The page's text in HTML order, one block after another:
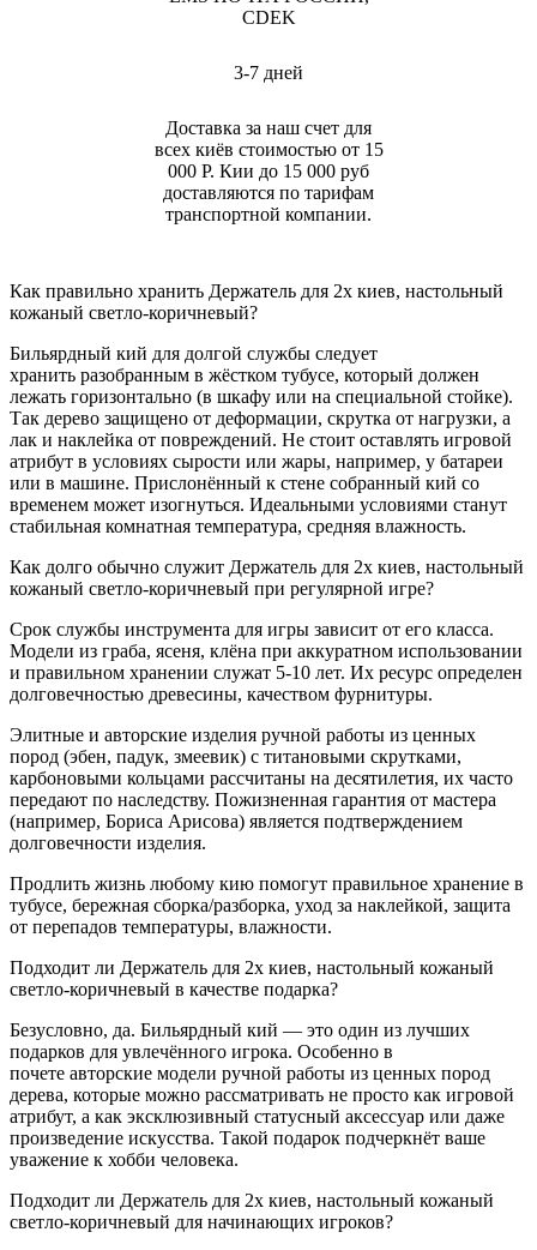
CDEK
3-7 дней
Доставка за наш счет для
всех киёв стоимостью от 15
000 Р. Кии до 15 000 руб
доставляются по тарифам
транспортной компании.
Как правильно хранить Держатель для 2х киев, настольный
кожаный светло-коричневый?
Бильярдный кий для долгой службы следует
хранить разобранным в жёстком тубусе, который должен
лежать горизонтально (в шкафу или на специальной стойке).
Так дерево защищено от деформации, скрутка от нагрузки, а
лак и наклейка от повреждений. Не стоит оставлять игровой
атрибут в условиях сырости или жары, например, у батареи
или в машине. Прислонённый к стене собранный кий со
временем может изогнуться. Идеальными условиями станут
стабильная комнатная температура, средняя влажность.
Как долго обычно служит Держатель для 2х киев, настольный
кожаный светло-коричневый при регулярной игре?
Срок службы инструмента для игры зависит от его класса.
Модели из граба, ясеня, клёна при аккуратном использовании
и правильном хранении служат 5-10 лет. Их ресурс определен
долговечностью древесины, качеством фурнитуры.
Элитные и авторские изделия ручной работы из ценных
пород (эбен, падук, змеевик) с титановыми скрутками,
карбоновыми кольцами рассчитаны на десятилетия, их часто
передают по наследству. Пожизненная гарантия от мастера
(например, Бориса Арисова) является подтверждением
долговечности изделия.
Продлить жизнь любому кию помогут правильное хранение в
тубусе, бережная сборка/разборка, уход за наклейкой, защита
от перепадов температуры, влажности.
Подходит ли Держатель для 2х киев, настольный кожаный
светло-коричневый в качестве подарка?
Безусловно, да. Бильярдный кий — это один из лучших
подарков для увлечённого игрока. Особенно в
почете авторские модели ручной работы из ценных пород
дерева, которые можно рассматривать не просто как игровой
атрибут, а как эксклюзивный статусный аксессуар или даже
произведение искусства. Такой подарок подчеркнёт ваше
уважение к хобби человека.
Подходит ли Держатель для 2х киев, настольный кожаный
светло-коричневый для начинающих игроков?